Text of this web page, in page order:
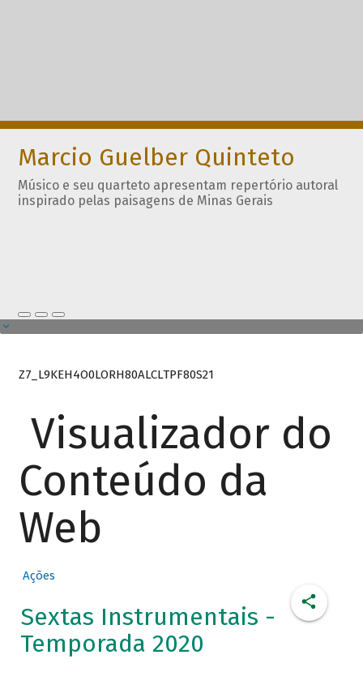
Marcio Guelber Quinteto
Músico e seu quarteto apresentam repertório autoral
inspirado pelas paisagens de Minas Gerais
Z7_L9KEH4O0LORH80ALCLTPF80S21
Visualizador do
Conteúdo da
Web
Ações
Sextas Instrumentais -
Temporada 2020